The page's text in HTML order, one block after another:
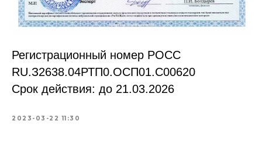
Регистрационный номер РОСС
RU.З2638.04РТП0.OCП01.С00620
Срок действия: до 21.03.2026
2023-03-22 11:30